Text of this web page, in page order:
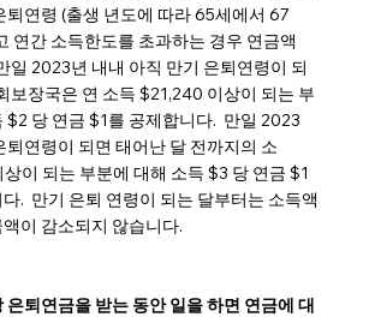
퇴연령 (출생 년도에 따라 65세에서 67
연간 소득한도를 초과하는 경우 연금액
일 2023년 내내 아직 만기 은퇴연령이 되
보장국은 연 소득 $21,240 이상이 되는 부
$2 당 연금 $1를 공제합니다.  만일 2023
퇴연령이 되면 태어난 달 전까지의 소
이 되는 부분에 대해 소득 $3 당 연금 $1
.  만기 은퇴 연령이 되는 달부터는 소득액
이 감소되지 않습니다.
은퇴연금을 받는 동안 일을 하면 연금에 대